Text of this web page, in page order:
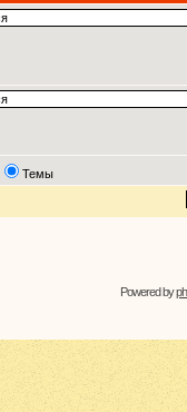
Темы
Powered by